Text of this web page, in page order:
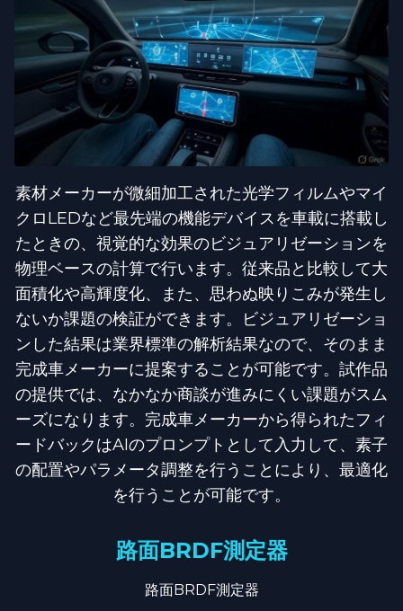
素材メーカーが微細加工された光学フィルムやマイ
クロLEDなど最先端の機能デバイスを車載に搭載し
たときの、視覚的な効果のビジュアリゼーションを
物理ベースの計算で行います。従来品と比較して大
面積化や高輝度化、また、思わぬ映りこみが発生し
ないか課題の検証ができます。ビジュアリゼーショ
ンした結果は業界標準の解析結果なので、そのまま
完成車メーカーに提案することが可能です。試作品
の提供では、なかなか商談が進みにくい課題がスム
ーズになります。完成車メーカーから得られたフィ
ードバックはAIのプロンプトとして入力して、素子
の配置やパラメータ調整を行うことにより、最適化
を行うことが可能です。
路面BRDF測定器
路面BRDF測定器